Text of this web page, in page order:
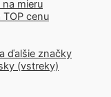
mieru
cenu
ďalšie značky
(vstreky)